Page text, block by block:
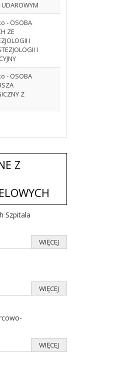
- OSOBA
ZE
I
I
- OSOBA
Z
Z
Szpitala
WIĘCEJ
WIĘCEJ
WIĘCEJ